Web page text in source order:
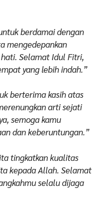
berdamai dengan
mengedepankan
Selamat Idul Fitri,
yang lebih indah.”
berterima kasih atas
arti sejati
semoga kamu
dan keberuntungan.”
tingkatkan kualitas
kepada Allah. Selamat
selalu dijaga